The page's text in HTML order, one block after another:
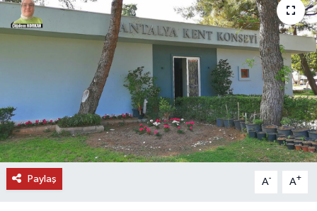
Paylaş A- A+
DÜNYA
RÖPORTAJ
VİDEO HABERLER
YAZARLAR